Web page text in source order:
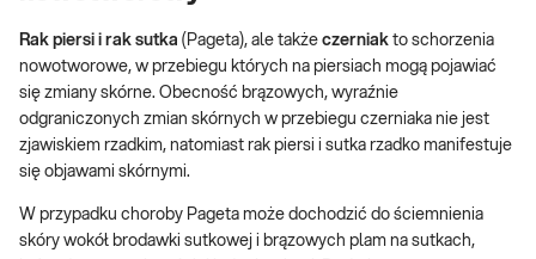
Rak piersi i rak sutka (Pageta), ale także czerniak to schorzenia
nowotworowe, w przebiegu których na piersiach mogą pojawiać
się zmiany skórne. Obecność brązowych, wyraźnie
odgraniczonych zmian skórnych w przebiegu czerniaka nie jest
zjawiskiem rzadkim, natomiast rak piersi i sutka rzadko manifestuje
się objawami skórnymi.
W przypadku choroby Pageta może dochodzić do ściemnienia
skóry wokół brodawki sutkowej i brązowych plam na sutkach,